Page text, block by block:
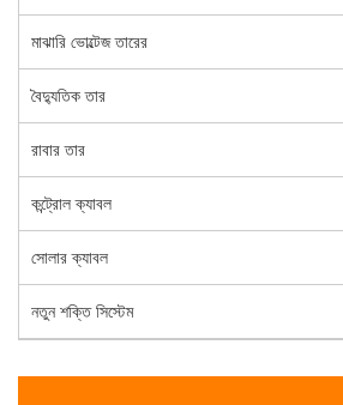
মাঝারি ভোল্টেজ তারের
বৈদ্যুতিক তার
রাবার তার
কন্ট্রোল ক্যাবল
সোলার ক্যাবল
নতুন শক্তি সিস্টেম